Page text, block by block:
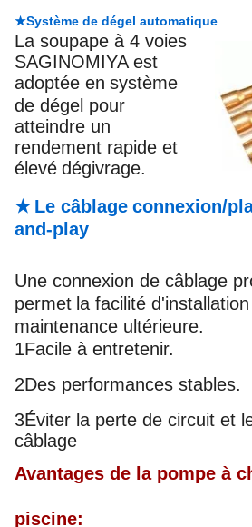
★Système de dégel automatique
La soupape à 4 voies
SAGINOMIYA est
adoptée en système
de dégel pour
atteindre un
rendement rapide et
élevé dégivrage.
★ Le câblage connexion/
and-play
Une connexion de câblage
permet la facilité
maintenance ultérieure.
1Facile à entretenir.
2Des performances stables.
3Éviter la perte de circuit et
câblage
Avantages de la pompe à
piscine: